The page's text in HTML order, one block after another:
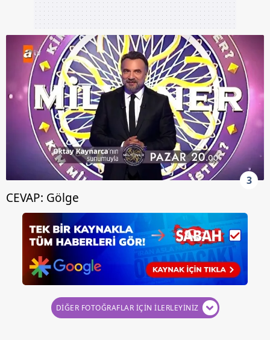
toplumu hizmetlerinin sunulması amacıyla
kullanılmaktadır. Diğer çerezler, sitemizin daha işlevsel
kılınması ve kişiselleştirilmesi ve sizlere yönelik
reklam/pazarlama faaliyetlerinin yapılması, amaçlarıyla
sınırlı olarak açık rızanız dahilinde kullanılacaktır.
Çerezlere ilişkin tercihlerinizi aşağıda yer alan panel
vasıtasıyla belirleyebilirsiniz. Çerezlere ilişkin detaylı bilgi
için Ayarlar butonuna tıklayabilir,
Çerez Bilgilendirme
Metnimizi
ziyaret edebilirsiniz.
6698 sayılı Kişisel Verilerin Korunması Kanunu uyarınca
hazırlanmış Aydınlatma Metnimizi okumak ve sitemizde
ilgili mevzuata uygun olarak kullanılan çerezlerle ilgili bilgi
almak için lütfen
3
CEVAP: Gölge
DİĞER FOTOĞRAFLAR İÇİN İLERLEYİNİZ